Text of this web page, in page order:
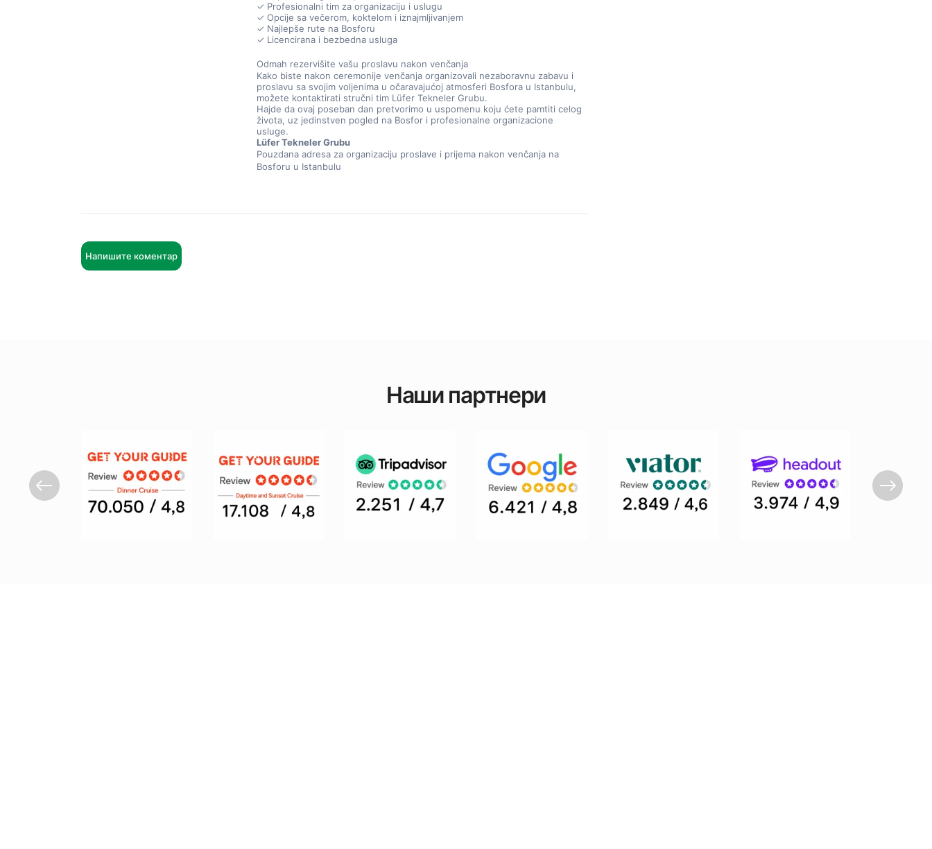
✓ Profesionalni tim za organizaciju i uslugu
✓ Opcije sa večerom, koktelom i iznajmljivanjem
✓ Najlepše rute na Bosforu
✓ Licencirana i bezbedna usluga
Odmah rezervišite vašu proslavu nakon venčanja
Kako biste nakon ceremonije venčanja organizovali nezaboravnu zabavu i
proslavu sa svojim voljenima u očaravajućoj atmosferi Bosfora u Istanbulu,
možete kontaktirati stručni tim Lüfer Tekneler Grubu.
Hajde da ovaj poseban dan pretvorimo u uspomenu koju ćete pamtiti celog
života, uz jedinstven pogled na Bosfor i profesionalne organizacione
usluge.
Lüfer Tekneler Grubu
Pouzdana adresa za organizaciju proslave i prijema nakon venčanja na
Bosforu u Istanbulu
Напишите коментар
Наши партнери